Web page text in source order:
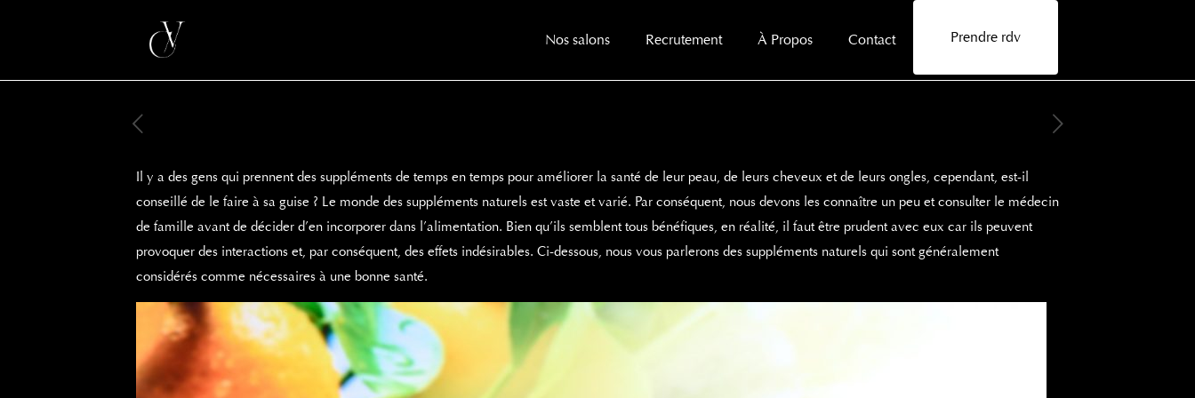
Nos salons Recrutement À Propos Contact Prendre rdv
Il y a des gens qui prennent des suppléments de temps en temps pour améliorer la santé de leur peau, de leurs cheveux et de leurs ongles, cependant, est-il
conseillé de le faire à sa guise ? Le monde des suppléments naturels est vaste et varié. Par conséquent, nous devons les connaître un peu et consulter le médecin
de famille avant de décider d’en incorporer dans l’alimentation. Bien qu’ils semblent tous bénéfiques, en réalité, il faut être prudent avec eux car ils peuvent
provoquer des interactions et, par conséquent, des effets indésirables. Ci-dessous, nous vous parlerons des suppléments naturels qui sont généralement
considérés comme nécessaires à une bonne santé.